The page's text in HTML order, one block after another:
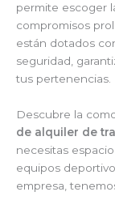
permite escoger
compromisos
están dotados
seguridad,
tus pertenencias.
Descubre la
de alquiler de
necesitas
equipos
empresa,